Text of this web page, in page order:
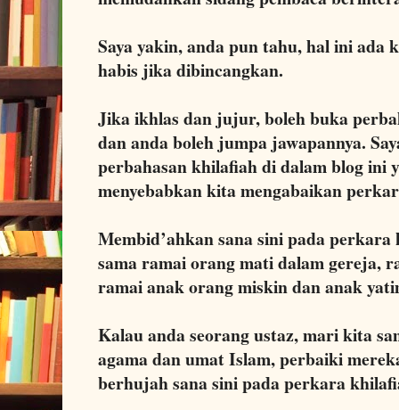
Saya yakin, anda pun tahu, hal ini ada
habis jika dibincangkan.
Jika ikhlas dan jujur, boleh buka
dan anda boleh jumpa jawapannya.
perbahasan khilafiah di dalam blog ini
menyebabkan kita mengabaikan
Membid’ahkan sana sini pada
sama ramai orang mati dalam gereja,
ramai anak orang miskin dan anak
Kalau anda seorang ustaz, mari kita
agama dan umat Islam, perbaiki
berhujah sana sini pada perkara